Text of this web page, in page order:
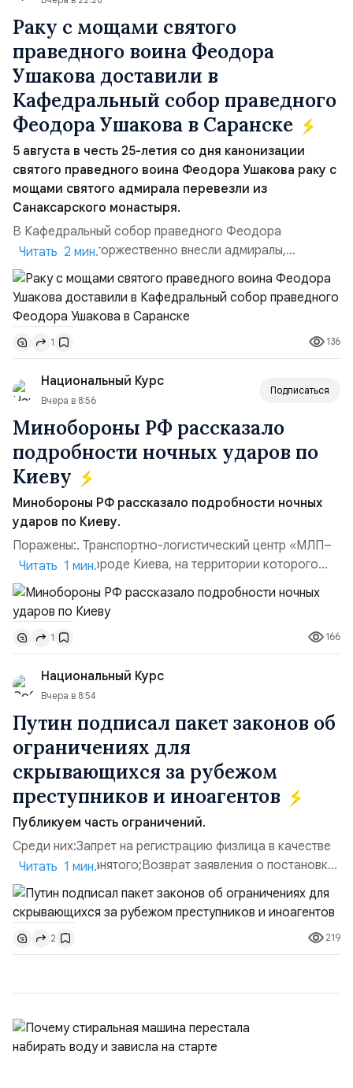
Раку с мощами святого
праведного воина Феодора
Ушакова доставили в
Кафедральный собор праведного
Феодора Ушакова в Саранске
5 августа в честь 25-летия со дня канонизации
святого праведного воина Феодора Ушакова раку с
мощами святого адмирала перевезли из
Санаксарского монастыря.
В Кафедральный собор праведного Феодора
Ушакова раку торжественно внесли адмиралы,
участвовавшие в канонизации святого праведного
воина Феодора Ушакова 25 лет назад:Адмирал
Владимир Прокофьевич Валуев, командующий
Балтийским флотом ВМФ России (2001–2006
гг.);Адмирал Владимир Петрович Комоедов,
командующий Черноморским флотом ВМФ России
(1998–2002 г...
Читать 2 мин.
1 136
Национальный Курс
Вчера в 8:56
Подписаться
Минобороны РФ рассказало
подробности ночных ударов по
Киеву
Минобороны РФ рассказало подробности ночных
ударов по Киеву.
Поражены:. Транспортно-логистический центр «МЛП–
Чайка» в пригороде Киева, на территории которого
осуществлялось хранение, сборка а также запуск с
прилегающего полевого аэродром «Чайка»
дальнобойных БПЛА ВСУ; Складские помещения
«Транс-Логистик» в Оболонском районе г. Киев,
использовавшиеся для хранения военного
имущества ВСУ; Сортировочны...
Читать 1 мин.
1 166
Национальный Курс
Вчера в 8:54
Путин подписал пакет законов об
ограничениях для
скрывающихся за рубежом
преступников и иноагентов
Публикуем часть ограничений.
Среди них:Запрет на регистрацию физлица в качестве
ИП или самозанятого;Возврат заявления о постановке
недвижимости на кадастровый учет;Ограничение
водительских прав;Запрет регистрации транспортных
средств и на заключение сделок по
доверенности;Отказ в заключении кредитного
договора, предоставлении государственных и
Читать 1 мин.
2 219